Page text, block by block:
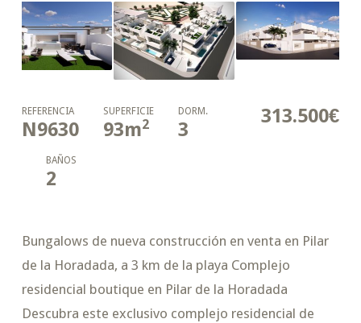
313.500€
REFERENCIA
N9630
SUPERFICIE
93m2
DORM.
3
BAÑOS
2
Bungalows de nueva construcción en venta en Pilar
de la Horadada, a 3 km de la playa Complejo
residencial boutique en Pilar de la Horadada
Descubra este exclusivo complejo residencial de